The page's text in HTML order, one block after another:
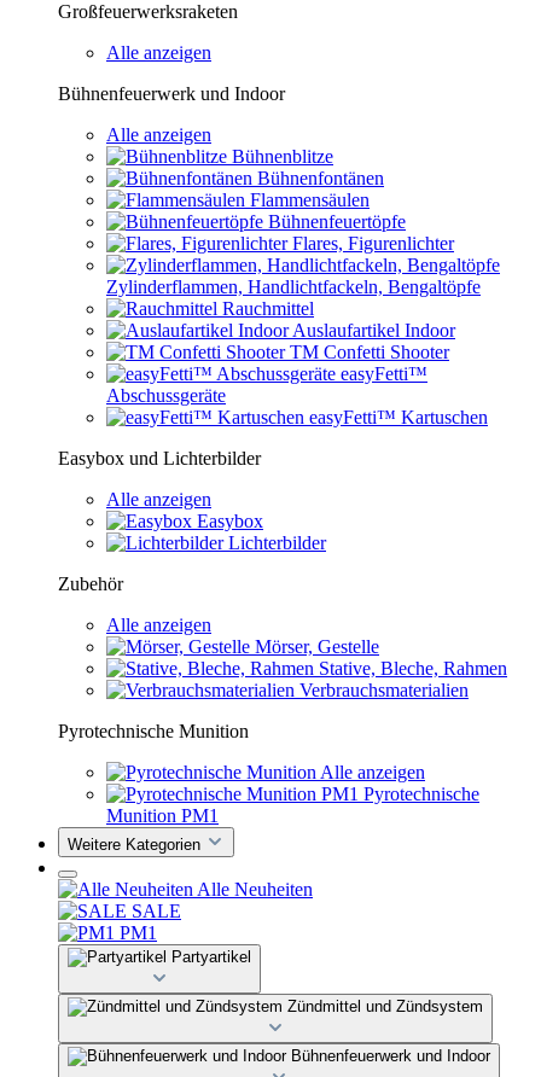
Großfeuerwerksraketen
Alle anzeigen
Bühnenfeuerwerk und Indoor
Alle anzeigen
Bühnenblitze
Bühnenfontänen
Flammensäulen
Bühnenfeuertöpfe
Flares, Figurenlichter
Zylinderflammen, Handlichtfackeln, Bengaltöpfe
Rauchmittel
Auslaufartikel Indoor
TM Confetti Shooter
easyFetti™
Abschussgeräte
easyFetti™ Kartuschen
Easybox und Lichterbilder
Alle anzeigen
Easybox
Lichterbilder
Zubehör
Alle anzeigen
Mörser, Gestelle
Stative, Bleche, Rahmen
Verbrauchsmaterialien
Pyrotechnische Munition
Alle anzeigen
Pyrotechnische
Munition PM1
Weitere Kategorien
Alle Neuheiten
SALE
PM1
Partyartikel
Zündmittel und Zündsystem
Bühnenfeuerwerk und Indoor